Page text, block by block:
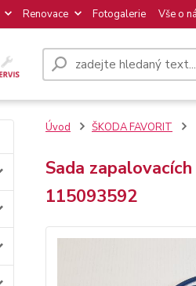
Renovace Fotogalerie Vše o
Úvod ŠKODA FAVORIT
Sada
115093592